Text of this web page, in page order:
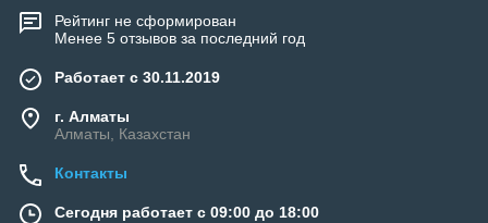
Рейтинг не сформирован
Менее 5 отзывов за последний год
Работает с 30.11.2019
г. Алматы
Алматы, Казахстан
Контакты
Сегодня работает с 09:00 до 18:00